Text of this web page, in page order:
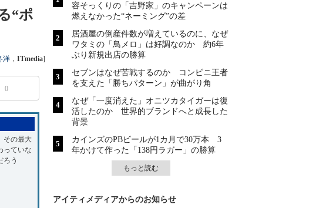
“ポ
洋 ， ITmedia]
0
その最大
っていな
ろう
容そっくりの「吉野家」のキャンペーンは
燃えなかった“ネーミング”の差
居酒屋の倒産件数が増えているのに、なぜ
ワタミの「鳥メロ」は好調なのか 約6年
ぶり新規出店の勝算
セブンはなぜ苦戦するのか コンビニ王者
を支えた「勝ちパターン」が曲がり角
なぜ「一度消えた」オニツカタイガーは復
活したのか 世界的ブランドへと成長した
背景
カインズのPBビールが1カ月で30万本 3
年かけて作った「138円ラガー」の勝算
もっと読む
アイティメディアからのお知らせ